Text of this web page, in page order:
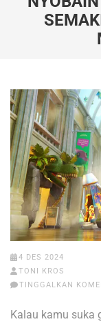
4 DES 2024
TONI KROS
TINGGALKAN
Kalau kamu suka